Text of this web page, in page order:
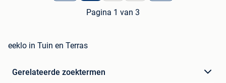
Pagina 1 van 3
eeklo in Tuin en Terras
Gerelateerde zoektermen